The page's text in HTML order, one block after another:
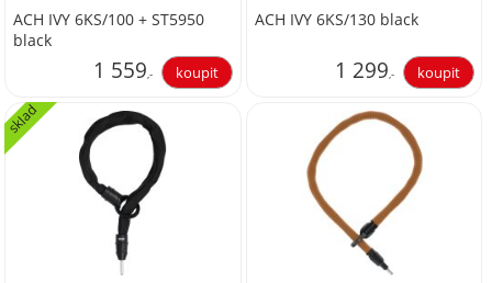
ACH IVY 6KS/100 + ST5950
black
1 559,-
1 288,43
ACH IVY 6KS/130 black
1 299,-
1 073,55
sklad